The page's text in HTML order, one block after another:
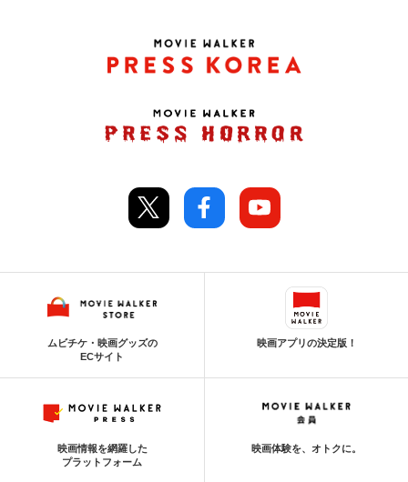
ムビチケ・映画グッズの
ECサイト
映画アプリの決定版！
映画情報を網羅した
プラットフォーム
映画体験を、オトクに。